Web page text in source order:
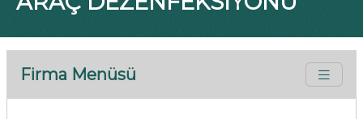
Firma Menüsü